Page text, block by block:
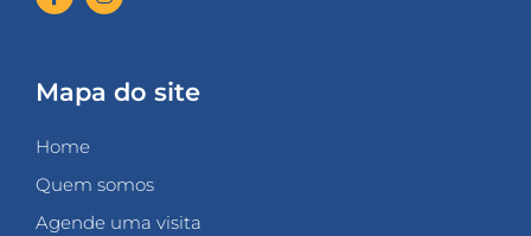
Mapa do site
Home
Quem somos
Agende uma visita